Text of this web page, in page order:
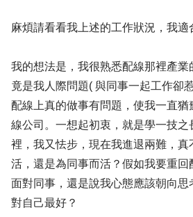
麻煩請看看我上述的工作狀況，我適
我的想法是，我很熟悉配線那裡產業
竟是我人際問題( 與同事一起工作卻
配線上真的做事有問題，使我一直
線公司。一想起初衷，就是學一技之
裡，我又怯步，現在我進退兩難，真
活，還是為同事而活？假如我要重
面對同事，還是說我心態應該朝向思
對自己最好？